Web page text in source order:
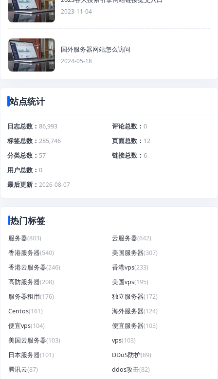
2023-11-04
国外服务器网站怎么访问
2024-05-18
站点统计
日志总数 86,993 评论总数
0
标签总数
285,746 页面总数
12
分类总数
57 链接总数
6
用户总数
0
最后更新
2026-08-07
热门标签
服务器(803) 云服务器(642)
香港服务器(540) 美国服务器(307)
香港云服务器(246) 香港vps(233)
高防服务器(208) 美国vps(195)
服务器租用(176) 独立服务器(172)
Centos(161) 海外服务器(124)
便宜vps(104) 便宜服务器(103)
美国云服务器(103) vps(103)
日本服务器(101) DDoS防护(89)
腾讯云(87) ddos攻击(82)